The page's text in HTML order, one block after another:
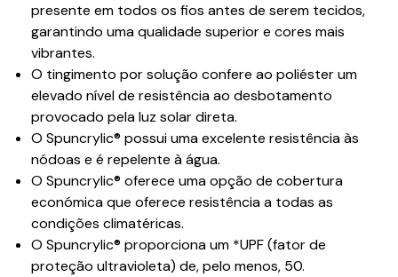
presente em todos os fios antes de serem tecidos,
garantindo uma qualidade superior e cores mais
vibrantes.
O tingimento por solução confere ao poliéster um
elevado nível de resistência ao desbotamento
provocado pela luz solar direta.
O Spuncrylic® possui uma excelente resistência às
nódoas e é repelente à água.
O Spuncrylic® oferece uma opção de cobertura
económica que oferece resistência a todas as
condições climatéricas.
O Spuncrylic® proporciona um *UPF (fator de
proteção ultravioleta) de, pelo menos, 50.